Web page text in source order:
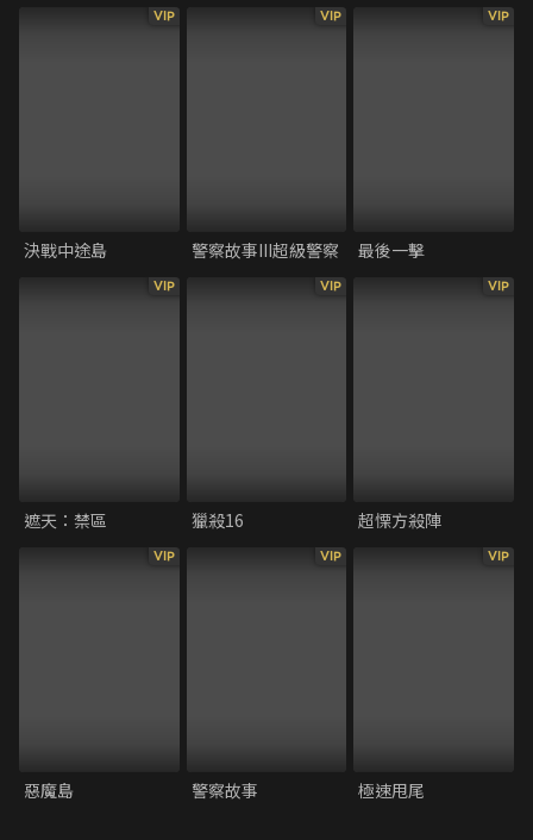
VIP
決戰中途島
VIP
警察故事III超級警察
VIP
最後一擊
VIP
遮天：禁區
VIP
獵殺16
VIP
超慄方殺陣
VIP
惡魔島
VIP
警察故事
VIP
極速甩尾